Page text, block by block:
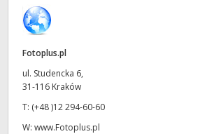
Portugal
Singapore
South Africa
Fotoplus.pl
ul. Studencka 6,
31-116 Kraków
T: (+48 )12 294-60-60
W: www.Fotoplus.pl